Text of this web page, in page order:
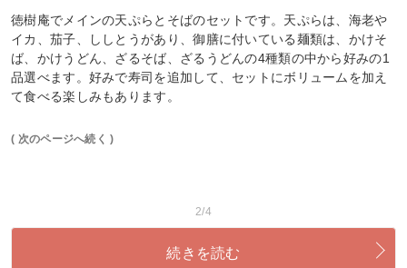
徳樹庵でメインの天ぷらとそばのセットです。天ぷらは、海老や
イカ、茄子、ししとうがあり、御膳に付いている麺類は、かけそ
ば、かけうどん、ざるそば、ざるうどんの4種類の中から好みの1
品選べます。好みで寿司を追加して、セットにボリュームを加え
て食べる楽しみもあります。
( 次のページへ続く )
2/4
続きを読む